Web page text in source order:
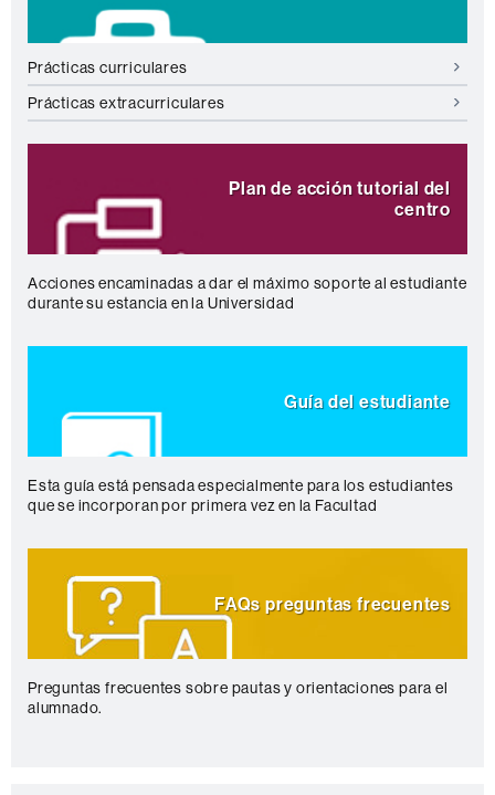
Prácticas curriculares
Prácticas extracurriculares
Plan de acción tutorial del
centro
Acciones encaminadas a dar el máximo soporte al estudiante
durante su estancia en la Universidad
Guía del estudiante
Esta guía está pensada especialmente para los estudiantes
que se incorporan por primera vez en la Facultad
FAQs preguntas frecuentes
Preguntas frecuentes sobre pautas y orientaciones para el
alumnado.